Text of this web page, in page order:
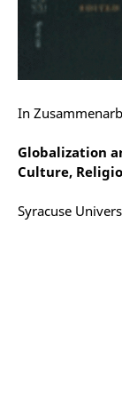
In
Globalization
Culture,
Syracuse